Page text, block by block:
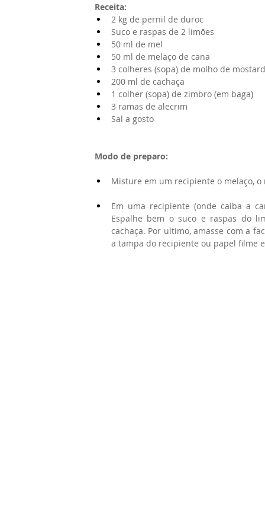
Receita:
2 kg de pernil de duroc
Suco e raspas de 2 limões
50 ml de mel
50 ml de melaço de cana
3 colheres (sopa) de molho de
200 ml de cachaça
1 colher (sopa) de zimbro (em baga)
3 ramas de alecrim
Sal a gosto
Modo de preparo:
Misture em um recipiente o melaço, o
Em uma recipiente (onde caiba a
Espalhe bem o suco e raspas do
cachaça. Por ultimo, amasse com a
a tampa do recipiente ou papel filme